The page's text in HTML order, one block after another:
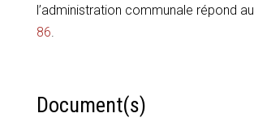
l’administration communale répond au
86.
Document(s)